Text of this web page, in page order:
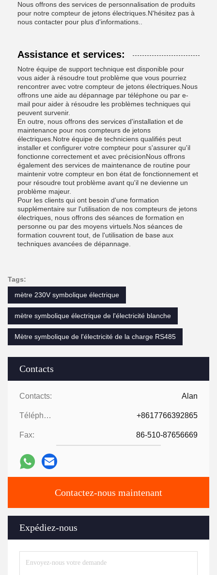
Contacts
Contacts: Alan
Téléphone: +8617766392865
Fax: 86-510-87656669
Contactez-nous maintenant
Expédiez-nous
Nous offrons des services de personnalisation de produits
pour notre compteur de jetons électriques.N'hésitez pas à
nous contacter pour plus d'informations..
Assistance et services:
Notre équipe de support technique est disponible pour
vous aider à résoudre tout problème que vous pourriez
rencontrer avec votre compteur de jetons électriques.Nous
offrons une aide au dépannage par téléphone ou par e-
mail pour aider à résoudre les problèmes techniques qui
peuvent survenir.
En outre, nous offrons des services d'installation et de
maintenance pour nos compteurs de jetons
électriques.Notre équipe de techniciens qualifiés peut
installer et configurer votre compteur pour s'assurer qu'il
fonctionne correctement et avec précisionNous offrons
également des services de maintenance de routine pour
maintenir votre compteur en bon état de fonctionnement et
pour résoudre tout problème avant qu'il ne devienne un
problème majeur.
Pour les clients qui ont besoin d'une formation
supplémentaire sur l'utilisation de nos compteurs de jetons
électriques, nous offrons des séances de formation en
personne ou par des moyens virtuels.Nos séances de
formation couvrent tout, de l'utilisation de base aux
techniques avancées de dépannage.
Tags:
mètre 230V symbolique électrique
mètre symbolique électrique de l'électricité blanche
Mètre symbolique de l'électricité de la charge RS485